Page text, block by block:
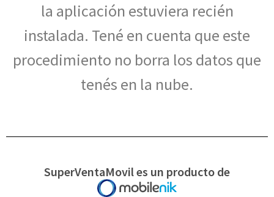
la aplicación estuviera recién
instalada. Tené en cuenta que este
procedimiento no borra los datos que
tenés en la nube.
SuperVentaMovil es un producto de